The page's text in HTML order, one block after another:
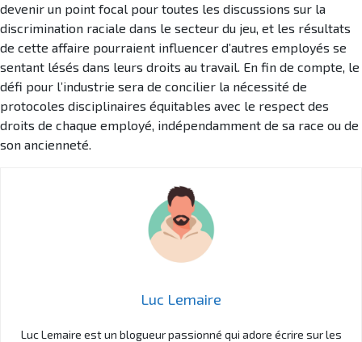
devenir un point focal pour toutes les discussions sur la
discrimination raciale dans le secteur du jeu, et les résultats
de cette affaire pourraient influencer d’autres employés se
sentant lésés dans leurs droits au travail. En fin de compte, le
défi pour l’industrie sera de concilier la nécessité de
protocoles disciplinaires équitables avec le respect des
droits de chaque employé, indépendamment de sa race ou de
son ancienneté.
Luc Lemaire
Luc Lemaire est un blogueur passionné qui adore écrire sur les